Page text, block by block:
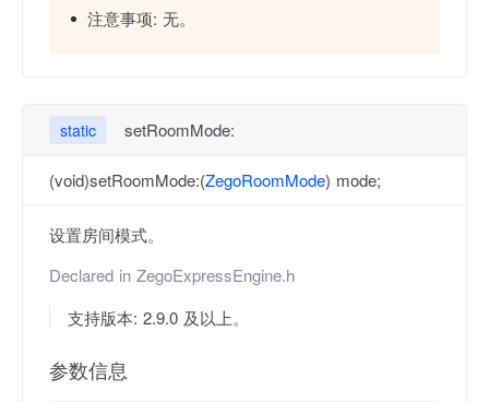
注意事项: 无。
static setRoomMode:
(void)setRoomMode:(ZegoRoomMode) mode;
设置房间模式。
Declared in ZegoExpressEngine.h
支持版本: 2.9.0 及以上。
参数信息